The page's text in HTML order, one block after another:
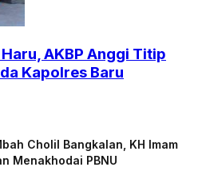
AKBP Anggi Titip
Kapolres Baru
Cholil Bangkalan, KH Imam
Menakhodai PBNU